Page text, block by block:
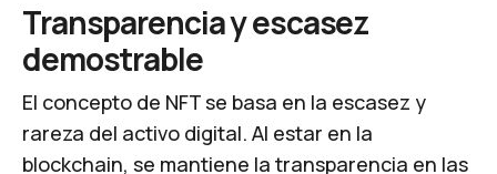
Transparencia y escasez
demostrable
El concepto de NFT se basa en la escasez y
rareza del activo digital. Al estar en la
blockchain, se mantiene la transparencia en las